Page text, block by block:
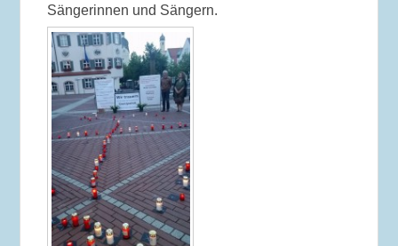
Sängerinnen und Sängern.